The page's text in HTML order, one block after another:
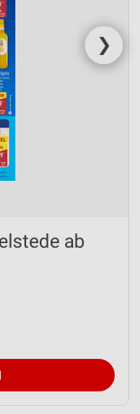
❯
ab
oder